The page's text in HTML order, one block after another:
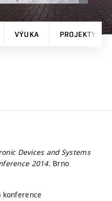
VÝUKA PROJEKTY
Devices and Systems
2014. Brno
konference